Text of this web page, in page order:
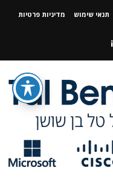
תנאי שימוש
מדיניות פרטיות